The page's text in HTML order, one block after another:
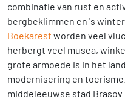
combinatie van rust en
bergbeklimmen en 's
Boekarest worden veel
herbergt veel musea,
grote armoede is in het
modernisering en
middeleeuwse stad Brasov